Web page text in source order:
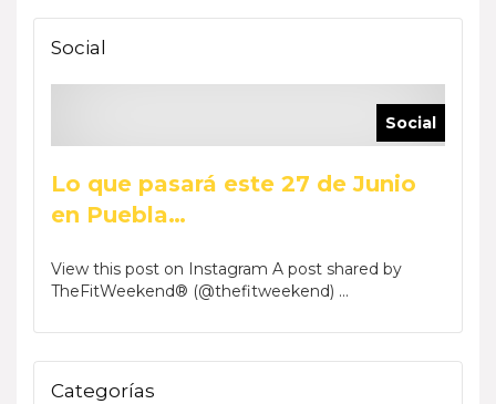
Social
Social
Lo que pasará este 27 de Junio
en Puebla…
View this post on Instagram A post shared by
TheFitWeekend® (@thefitweekend) ...
Categorías